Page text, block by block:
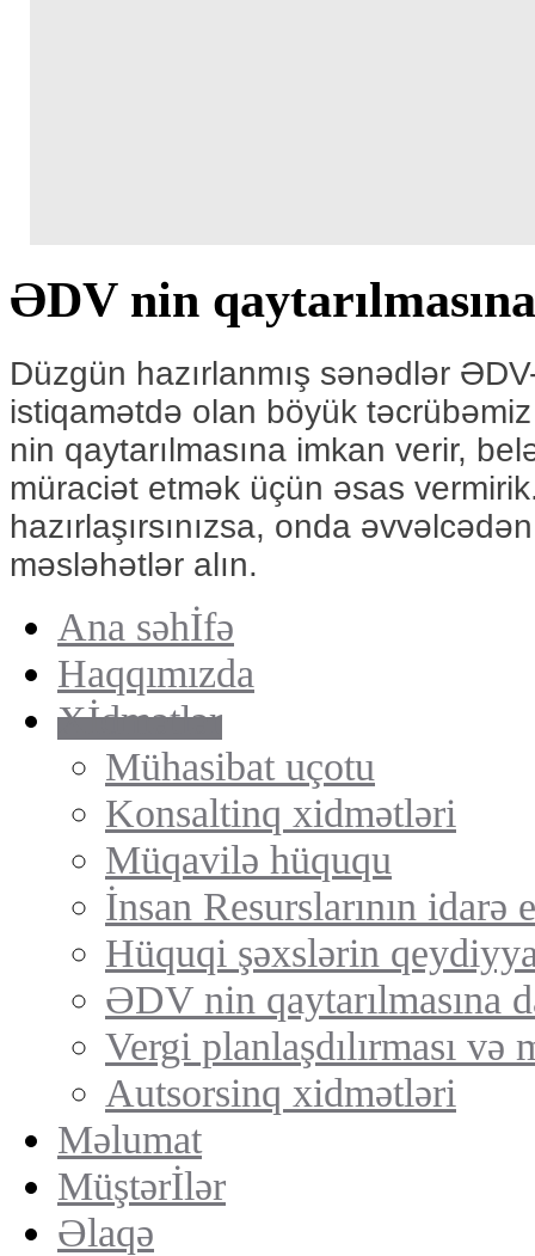
ƏDV nin
Düzgün hazırlanmış sənədlər
istiqamətdə olan böyük
nin qaytarılmasınа imkan verir,
müraciət etmək üçün əsas
hazırlaşırsınızsa, onda
məsləhətlər alın.
Ana səhİfə
Haqqımızda
Xİdmətlər
Mühasibat uçotu
Konsaltinq xidmətləri
Müqavilə hüququ
İnsan Resurslarının idarə
Hüquqi şəxslərin
ƏDV nin qaytarılmasına
Vergi planlaşdılırması
Autsorsinq xidmətləri
Məlumat
Müştərİlər
Əlaqə